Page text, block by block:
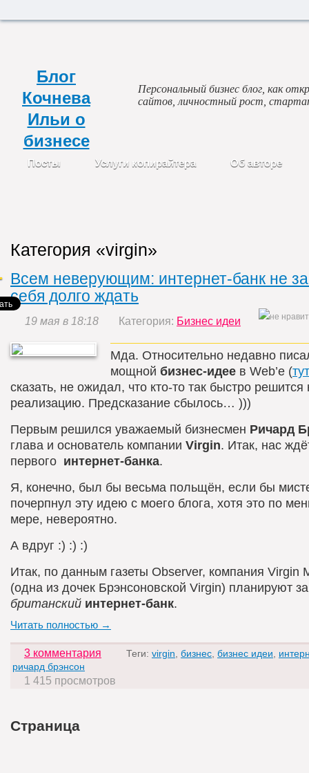
Категория «virgin»
Всем неверующим: интернет-банк не
себя долго ждать
19 мая в 18:18 Категория: Бизнес идеи
Мда. Относительно недавно
мощной бизнес-идее в Web’e (тут
сказать, не ожидал, что кто-то так быстро решится
реализацию. Предсказание сбылось… )))
Первым решился уважаемый бизнесмен Ричард
глава и основатель компании Virgin. Итак, нас
первого интернет-банка.
Я, конечно, был бы весьма польщён, если бы
почерпнул эту идею с моего блога, хотя это по
мере, невероятно.
А вдруг :) :) :)
Итак, по данным газеты Observer, компания Virgin
(одна из дочек Брэнсоновской Virgin) планируют
британский интернет-банк.
Читать полностью →
3 комментария Теги: virgin бизнес бизнес идеи
ричард брэнсон
1 415 просмотров
Страница
Блог
Кочнева
Ильи о
бизнесе
Персональный бизнес блог, как
сайтов, личностный рост,
Посты Услуги копирайтера Об авторе